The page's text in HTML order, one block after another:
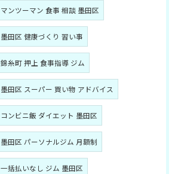
マンツーマン 食事 相談 墨田区
墨田区 健康づくり 習い事
錦糸町 押上 食事指導 ジム
墨田区 スーパー 買い物 アドバイス
コンビニ飯 ダイエット 墨田区
墨田区 パーソナルジム 月額制
一括払いなし ジム 墨田区